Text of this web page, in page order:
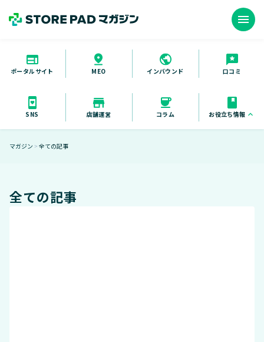
ポータルサイト MEO インバウンド 口コミ
SNS 店舗運営 コラム お役立ち情報 keyboard_arrow_up
menu
マガジン ＞ 全ての記事
全ての記事